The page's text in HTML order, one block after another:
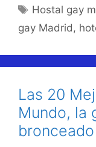
Etiquetas
Hostal gay
gay Madrid ,
Las 20
Mundo, la